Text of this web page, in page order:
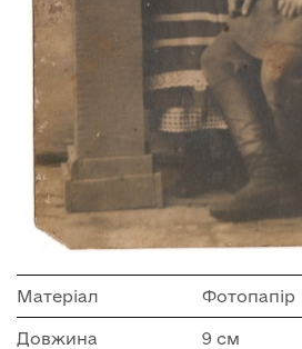
Матеріал Фотопапір
Довжина 9 см